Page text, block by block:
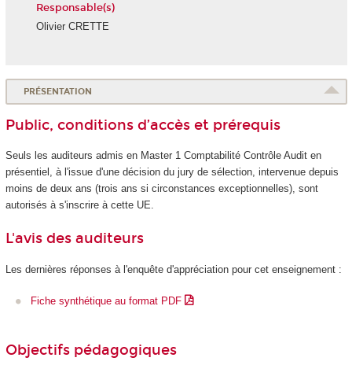
Responsable(s)
Olivier CRETTE
PRÉSENTATION
Public, conditions d’accès et prérequis
Seuls les auditeurs admis en Master 1 Comptabilité Contrôle Audit en
présentiel, à l'issue d'une décision du jury de sélection, intervenue depuis
moins de deux ans (trois ans si circonstances exceptionnelles), sont
autorisés à s'inscrire à cette UE.
L'avis des auditeurs
Les dernières réponses à l'enquête d'appréciation pour cet enseignement :
Fiche synthétique au format PDF
Objectifs pédagogiques